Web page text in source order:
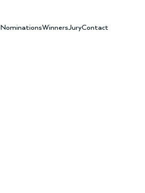
NominationsWinnersJuryContact